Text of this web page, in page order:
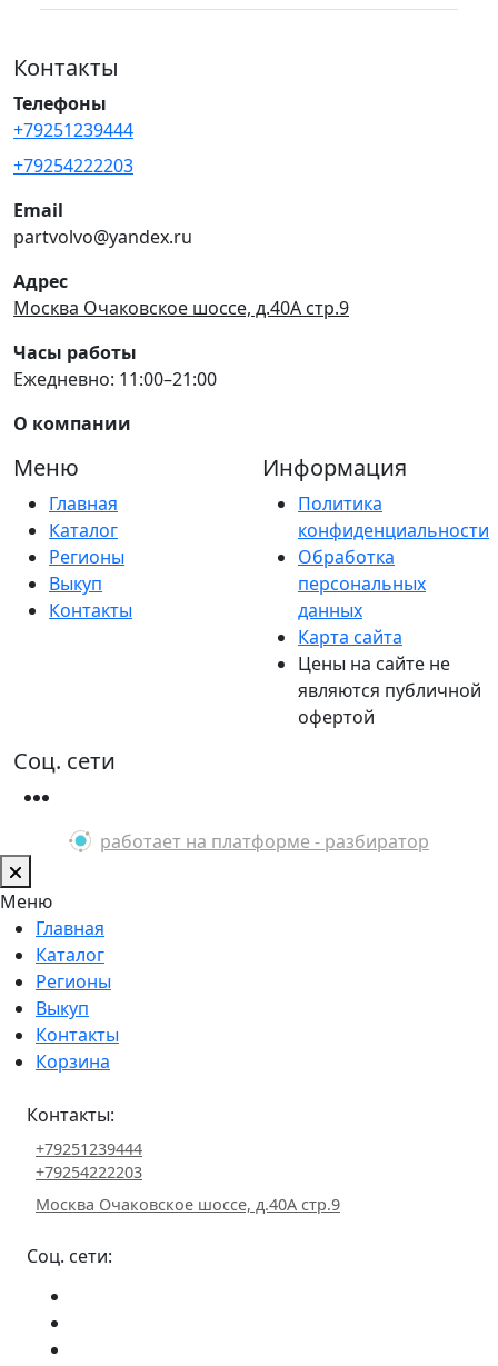
Контакты
Телефоны
+79251239444
+79254222203
Email
partvolvo@yandex.ru
Адрес
Москва Очаковское шоссе, д.40А стр.9
Часы работы
Ежедневно: 11:00–21:00
О компании
Меню
Главная
Каталог
Регионы
Выкуп
Контакты
Информация
Политика
конфиденциальности
Обработка
персональных
данных
Карта сайта
Цены на сайте не
являются публичной
офертой
Соц. сети
работает на платформе - разбиратор
Меню
Главная
Каталог
Регионы
Выкуп
Контакты
Корзина
Контакты:
+79251239444
+79254222203
Москва Очаковское шоссе, д.40А стр.9
Соц. сети: